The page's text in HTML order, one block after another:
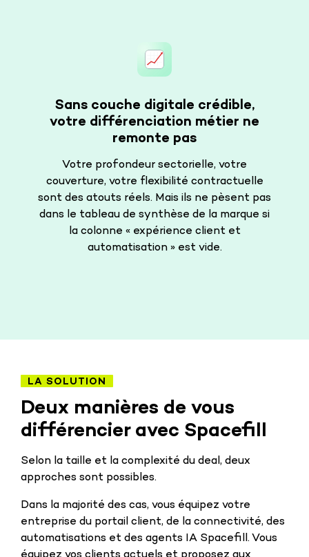
Sans couche digitale crédible,
votre différenciation métier ne
remonte pas
Votre profondeur sectorielle, votre
couverture, votre flexibilité contractuelle
sont des atouts réels. Mais ils ne pèsent pas
dans le tableau de synthèse de la marque si
la colonne « expérience client et
automatisation » est vide.
LA SOLUTION
Deux manières de vous
différencier avec Spacefill
Selon la taille et la complexité du deal, deux
approches sont possibles.
Dans la majorité des cas, vous équipez votre
entreprise du portail client, de la connectivité, des
automatisations et des agents IA Spacefill. Vous